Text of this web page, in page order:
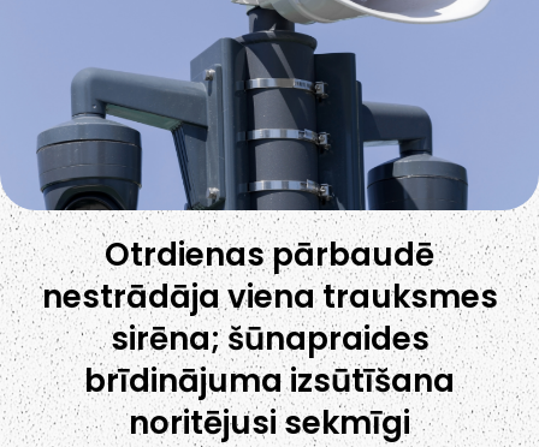
Otrdienas pārbaudē
nestrādāja viena trauksmes
sirēna; šūnapraides
brīdinājuma izsūtīšana
noritējusi sekmīgi